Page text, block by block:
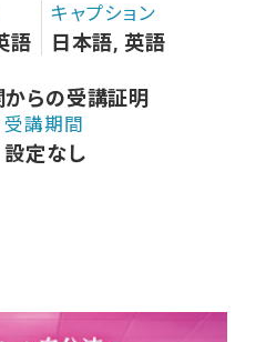
語
キャプション
日本語, 英語
らの受講証明
受講期間
設定なし